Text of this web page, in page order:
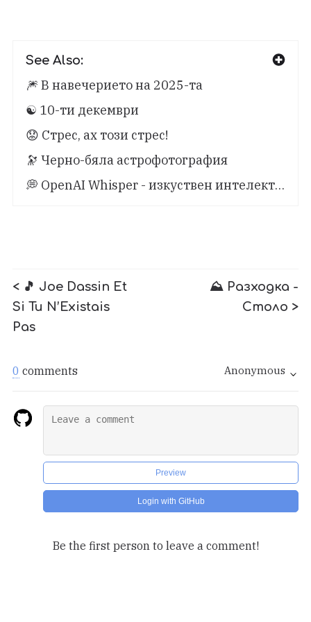
See Also:
🎆 В навечерието на 2025-та
☯️ 10-ти декември
😟 Стрес, ах този стрес!
🔭 Черно-бяла астрофотография
💭 OpenAI Whisper - изкуствен интелект…
< 🎵 Joe Dassin Et
Si Tu N’Existais
Pas
⛰️ Разходка -
Столо >
0 comments Anonymous
Preview
Login with GitHub
Be the first person to leave a comment!